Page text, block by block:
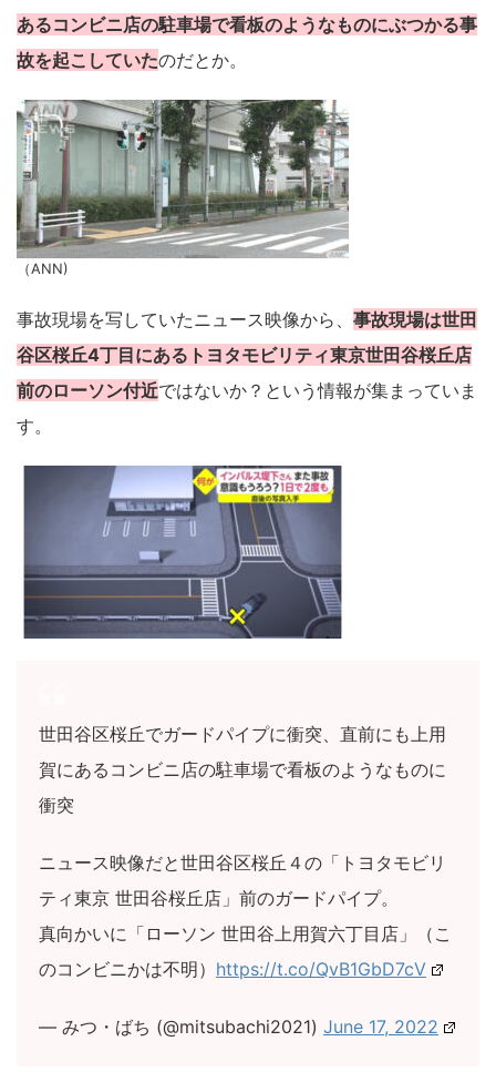
あるコンビニ店の駐車場で看板のようなものにぶつかる事
故を起こしていたのだとか。
（ANN)
事故現場を写していたニュース映像から、 事故現場は世田
谷区桜丘4丁目にあるトヨタモビリティ東京世田谷桜丘店
前のローソン付近ではないか？という情報が集まっていま
す。
世田谷区桜丘でガードパイプに衝突、直前にも上用
賀にあるコンビニ店の駐車場で看板のようなものに
衝突
ニュース映像だと世田谷区桜丘４の「トヨタモビリ
ティ東京 世田谷桜丘店」前のガードパイプ。
真向かいに「ローソン 世田谷上用賀六丁目店」（こ
のコンビニかは不明） https://t.co/QvB1GbD7cV
— みつ・ばち (@mitsubachi2021) June 17, 2022